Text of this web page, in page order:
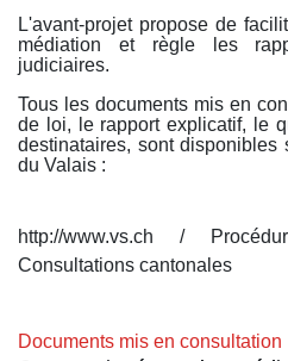
L'avant-projet propose de
médiation et règle les
judiciaires.
Tous les documents mis en
de loi, le rapport explicatif, le
destinataires, sont disponibles
du Valais :
http://www.vs.ch /
Consultations cantonales
Documents mis en consultation